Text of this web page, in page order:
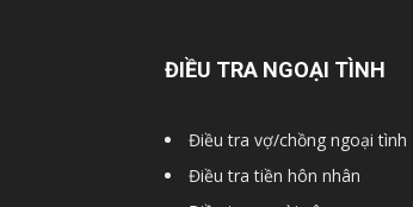
Giss
ĐIỀU TRA NGOẠI TÌNH
Điều tra vợ/chồng ngoại tình
Điều tra tiền hôn nhân